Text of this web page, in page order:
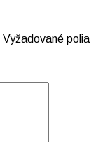
Vyžadované polia